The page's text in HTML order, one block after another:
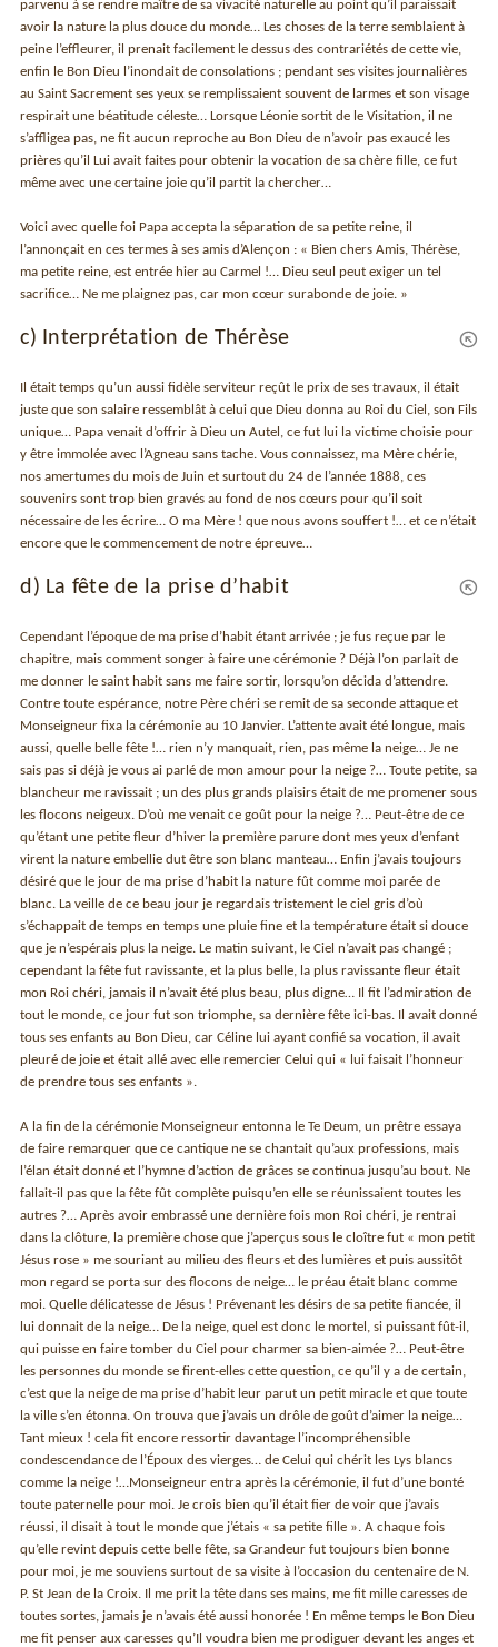
parvenu à se rendre maître de sa vivacité naturelle au point qu’il paraissait
avoir la nature la plus douce du monde… Les choses de la terre semblaient à
peine l’effleurer, il prenait facilement le dessus des contrariétés de cette vie,
enfin le Bon Dieu l’inondait de consolations ; pendant ses visites journalières
au Saint Sacrement ses yeux se remplissaient souvent de larmes et son visage
respirait une béatitude céleste… Lorsque Léonie sortit de le Visitation, il ne
s’affligea pas, ne fit aucun reproche au Bon Dieu de n’avoir pas exaucé les
prières qu’il Lui avait faites pour obtenir la vocation de sa chère fille, ce fut
même avec une certaine joie qu’il partit la chercher…
Voici avec quelle foi Papa accepta la séparation de sa petite reine, il
l’annonçait en ces termes à ses amis d’Alençon : « Bien chers Amis, Thérèse,
ma petite reine, est entrée hier au Carmel !… Dieu seul peut exiger un tel
sacrifice… Ne me plaignez pas, car mon cœur surabonde de joie. »
c) Interprétation de Thérèse
Il était temps qu’un aussi fidèle serviteur reçût le prix de ses travaux, il était
juste que son salaire ressemblât à celui que Dieu donna au Roi du Ciel, son Fils
unique… Papa venait d’offrir à Dieu un Autel, ce fut lui la victime choisie pour
y être immolée avec l’Agneau sans tache. Vous connaissez, ma Mère chérie,
nos amertumes du mois de Juin et surtout du 24 de l’année 1888, ces
souvenirs sont trop bien gravés au fond de nos cœurs pour qu’il soit
nécessaire de les écrire… O ma Mère ! que nous avons souffert !… et ce n’était
encore que le commencement de notre épreuve…
d) La fête de la prise d’habit
Cependant l’époque de ma prise d’habit étant arrivée ; je fus reçue par le
chapitre, mais comment songer à faire une cérémonie ? Déjà l’on parlait de
me donner le saint habit sans me faire sortir, lorsqu’on décida d’attendre.
Contre toute espérance, notre Père chéri se remit de sa seconde attaque et
Monseigneur fixa la cérémonie au 10 Janvier. L’attente avait été longue, mais
aussi, quelle belle fête !… rien n’y manquait, rien, pas même la neige… Je ne
sais pas si déjà je vous ai parlé de mon amour pour la neige ?… Toute petite, sa
blancheur me ravissait ; un des plus grands plaisirs était de me promener sous
les flocons neigeux. D’où me venait ce goût pour la neige ?… Peut-être de ce
qu’étant une petite fleur d’hiver la première parure dont mes yeux d’enfant
virent la nature embellie dut être son blanc manteau… Enfin j’avais toujours
désiré que le jour de ma prise d’habit la nature fût comme moi parée de
blanc. La veille de ce beau jour je regardais tristement le ciel gris d’où
s’échappait de temps en temps une pluie fine et la température était si douce
que je n’espérais plus la neige. Le matin suivant, le Ciel n’avait pas changé ;
cependant la fête fut ravissante, et la plus belle, la plus ravissante fleur était
mon Roi chéri, jamais il n’avait été plus beau, plus digne… Il fit l’admiration de
tout le monde, ce jour fut son triomphe, sa dernière fête ici-bas. Il avait donné
tous ses enfants au Bon Dieu, car Céline lui ayant confié sa vocation, il avait
pleuré de joie et était allé avec elle remercier Celui qui « lui faisait l’honneur
de prendre tous ses enfants ».
A la fin de la cérémonie Monseigneur entonna le Te Deum, un prêtre essaya
de faire remarquer que ce cantique ne se chantait qu’aux professions, mais
l’élan était donné et l’hymne d’action de grâces se continua jusqu’au bout. Ne
fallait-il pas que la fête fût complète puisqu’en elle se réunissaient toutes les
autres ?… Après avoir embrassé une dernière fois mon Roi chéri, je rentrai
dans la clôture, la première chose que j’aperçus sous le cloître fut « mon petit
Jésus rose » me souriant au milieu des fleurs et des lumières et puis aussitôt
mon regard se porta sur des flocons de neige… le préau était blanc comme
moi. Quelle délicatesse de Jésus ! Prévenant les désirs de sa petite fiancée, il
lui donnait de la neige… De la neige, quel est donc le mortel, si puissant fût-il,
qui puisse en faire tomber du Ciel pour charmer sa bien-aimée ?… Peut-être
les personnes du monde se firent-elles cette question, ce qu’il y a de certain,
c’est que la neige de ma prise d’habit leur parut un petit miracle et que toute
la ville s’en étonna. On trouva que j’avais un drôle de goût d’aimer la neige…
Tant mieux ! cela fit encore ressortir davantage l’incompréhensible
condescendance de l’Époux des vierges… de Celui qui chérit les Lys blancs
comme la neige !…Monseigneur entra après la cérémonie, il fut d’une bonté
toute paternelle pour moi. Je crois bien qu’il était fier de voir que j’avais
réussi, il disait à tout le monde que j’étais « sa petite fille ». A chaque fois
qu’elle revint depuis cette belle fête, sa Grandeur fut toujours bien bonne
pour moi, je me souviens surtout de sa visite à l’occasion du centenaire de N.
P. St Jean de la Croix. Il me prit la tête dans ses mains, me fit mille caresses de
toutes sortes, jamais je n’avais été aussi honorée ! En même temps le Bon Dieu
me fit penser aux caresses qu’Il voudra bien me prodiguer devant les anges et